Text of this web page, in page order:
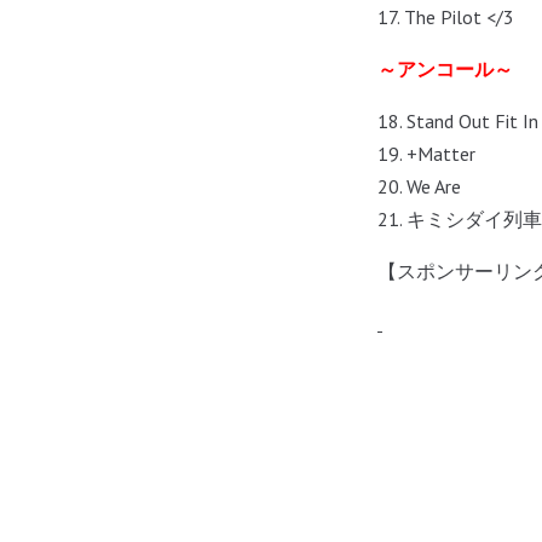
17. The Pilot </3
～アンコール～
18. Stand Out Fit
19. +Matter
20. We Are
21. キミシダイ列車
【スポンサーリン